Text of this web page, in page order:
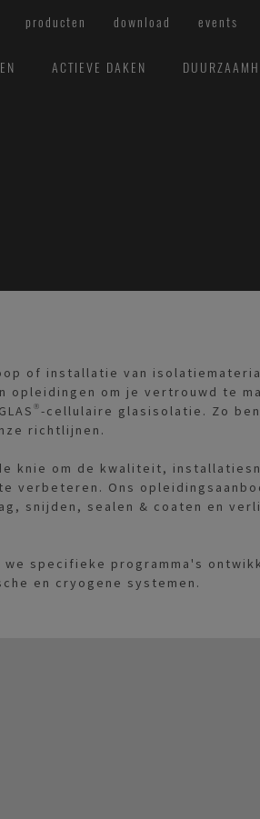
producten download events
ACTIEVE DAKEN
of installatie van
opleidingen om je vertrouwd te
cellulaire glasisolatie. Zo
richtlijnen.
knie om de kwaliteit,
Ons
snijden, sealen & coaten en
specifieke programma's
en cryogene systemen.